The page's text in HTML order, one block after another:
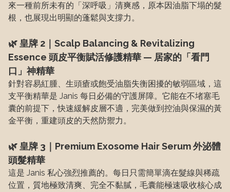
來一種前所未有的「深呼吸」清爽感，原本因油脂下塌的髮
根，也展現出明顯的蓬鬆與支撐力。
🌿 皇牌 2｜Scalp Balancing & Revitalizing
Essence 頭皮平衡賦活修護精華 — 居家的「看門
口」神精華
針對容易紅腫、生頭瘡或飽受油脂失衡困擾的敏弱區域，這
支平衡精華是 Janis 每日必備的守護屏障。它能在不堵塞毛
囊的前提下，快速緩解皮層不適，完美做到控油與保濕的黃
金平衡，重建頭皮的天然防禦力。
🌿 皇牌 3｜Premium Exosome Hair Serum 外泌體
頭髮精華
這是 Janis 私心強烈推薦的。每日只需簡單滴在髮線與稀疏
位置，質地極致清爽、完全不黏膩，毛囊能極速吸收核心成